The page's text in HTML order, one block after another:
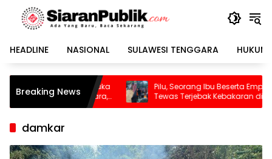
Langsung
konten
HEADLINE
NASIONAL SULAWESI TENGGARA HUKUM
Breaking News
Buka
Pilu, Seorang Ibu Beserta Empat Anaknya
Tewas Terjebak Kebakaran di Bombana
damkar